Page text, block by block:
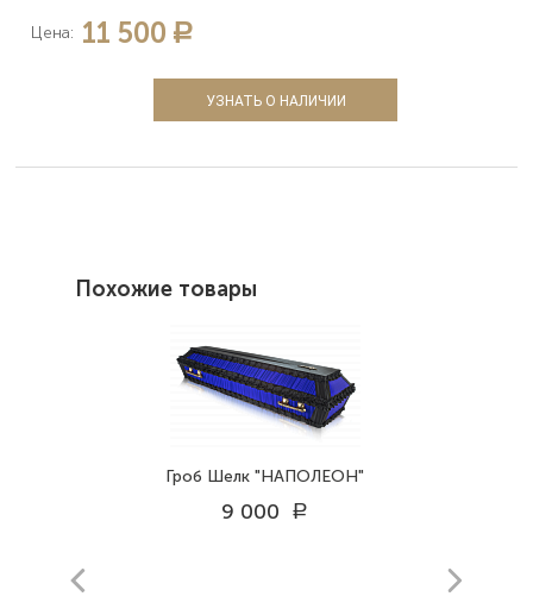
Цена: 11 500 a
УЗНАТЬ О НАЛИЧИИ
Похожие товары
Гроб Шелк "НАПОЛЕОН"
9 000 a
prev next